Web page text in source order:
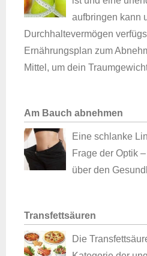
aufbringen kann
Durchhaltevermögen
Ernährungsplan zum
Mittel, um dein
Am Bauch abnehmen
Eine schlanke
Frage der Optik
über den
Transfettsäuren
Die